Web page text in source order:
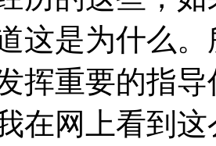
这是为什么
挥重要的指
在网上看到